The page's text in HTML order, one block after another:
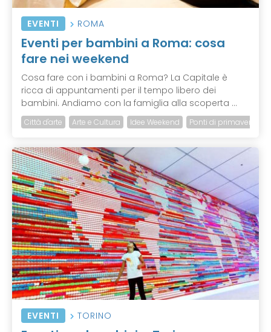
EVENTI ROMA
Eventi per bambini a Roma: cosa
fare nei weekend
Cosa fare con i bambini a Roma? La Capitale è
ricca di appuntamenti per il tempo libero dei
bambini. Andiamo con la famiglia alla scoperta ...
Città d'arte Arte e Cultura Idee Weekend Ponti di primavera
EVENTI TORINO